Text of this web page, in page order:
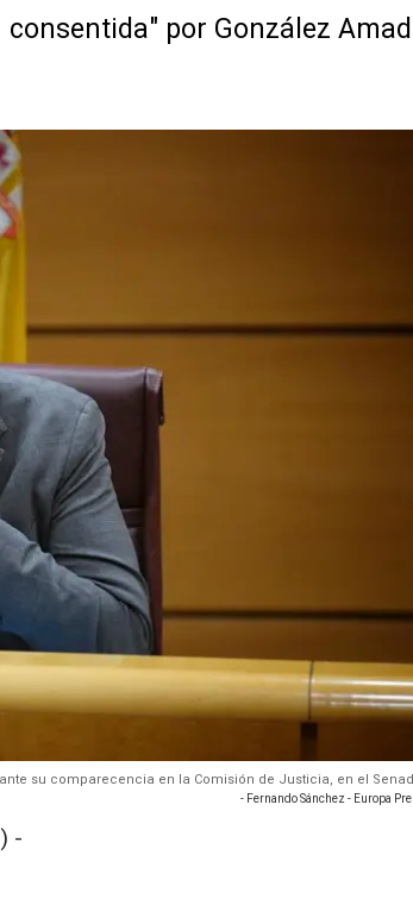
por González
su comparecencia en la Comisión de Justicia, en el
- Fernando Sánchez - Europa
-